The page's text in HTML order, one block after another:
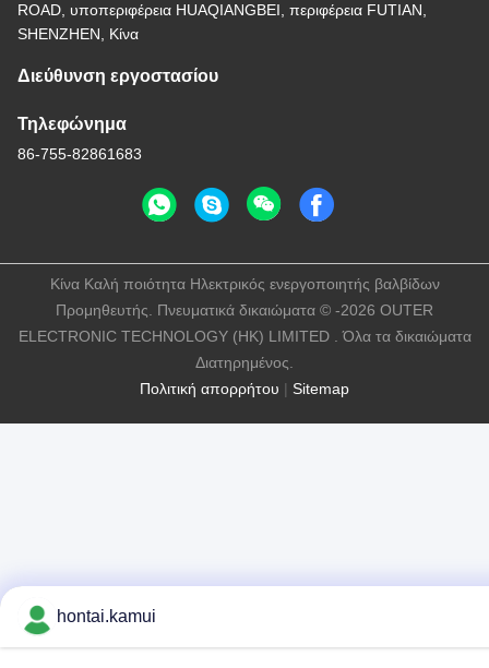
ROAD, υποπεριφέρεια HUAQIANGBEI, περιφέρεια FUTIAN,
SHENZHEN, Κίνα
Διεύθυνση εργοστασίου
Τηλεφώνημα
86-755-82861683
Πολιτική απορρήτου | Sitemap
Κίνα Καλή ποιότητα Ηλεκτρικός ενεργοποιητής βαλβίδων
Προμηθευτής. Πνευματικά δικαιώματα © -2026 OUTER
ELECTRONIC TECHNOLOGY (HK) LIMITED . Όλα τα δικαιώματα
Διατηρημένος.
hontai.kamui